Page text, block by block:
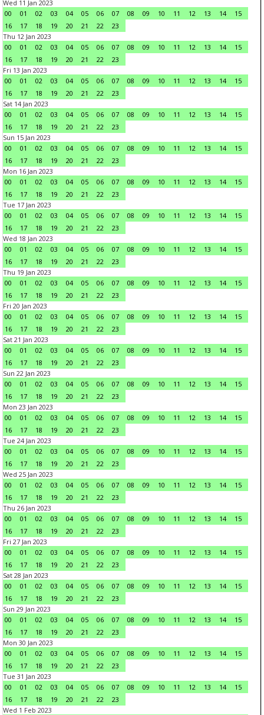
Wed 11 Jan 2023
00
01 02 03 04 05 06 07 08 09 10 11 12 13 14
15
16
17 18 19 20 21 22
23
Thu 12 Jan 2023
00
01 02 03 04 05 06 07 08 09 10 11 12 13 14
15
16
17 18 19 20 21 22
23
Fri 13 Jan 2023
00
01 02 03 04 05 06 07 08 09 10 11 12 13 14
15
16
17 18 19 20 21 22
23
Sat 14 Jan 2023
00
01 02 03 04 05 06 07 08 09 10 11 12 13 14
15
16
17 18 19 20 21 22
23
Sun 15 Jan 2023
00
01 02 03 04 05 06 07 08 09 10 11 12 13 14
15
16
17 18 19 20 21 22
23
Mon 16 Jan 2023
00
01 02 03 04 05 06 07 08 09 10 11 12 13 14
15
16
17 18 19 20 21 22
23
Tue 17 Jan 2023
00
01 02 03 04 05 06 07 08 09 10 11 12 13 14
15
16
17 18 19 20 21 22
23
Wed 18 Jan 2023
00
01 02 03 04 05 06 07 08 09 10 11 12 13 14
15
16
17 18 19 20 21 22
23
Thu 19 Jan 2023
00
01 02 03 04 05 06 07 08 09 10 11 12 13 14
15
16
17 18 19 20 21 22
23
Fri 20 Jan 2023
00
01 02 03 04 05 06 07 08 09 10 11 12 13 14
15
16
17 18 19 20 21 22
23
Sat 21 Jan 2023
00
01 02 03 04 05 06 07 08 09 10 11 12 13 14
15
16
17 18 19 20 21 22
23
Sun 22 Jan 2023
00
01 02 03 04 05 06 07 08 09 10 11 12 13 14
15
16
17 18 19 20 21 22
23
Mon 23 Jan 2023
00
01 02 03 04 05 06 07 08 09 10 11 12 13 14
15
16
17 18 19 20 21 22
23
Tue 24 Jan 2023
00
01 02 03 04 05 06 07 08 09 10 11 12 13 14
15
16
17 18 19 20 21 22
23
Wed 25 Jan 2023
00
01 02 03 04 05 06 07 08 09 10 11 12 13 14
15
16
17 18 19 20 21 22
23
Thu 26 Jan 2023
00
01 02 03 04 05 06 07 08 09 10 11 12 13 14
15
16
17 18 19 20 21 22
23
Fri 27 Jan 2023
00
01 02 03 04 05 06 07 08 09 10 11 12 13 14
15
16
17 18 19 20 21 22
23
Sat 28 Jan 2023
00
01 02 03 04 05 06 07 08 09 10 11 12 13 14
15
16
17 18 19 20 21 22
23
Sun 29 Jan 2023
00
01 02 03 04 05 06 07 08 09 10 11 12 13 14
15
16
17 18 19 20 21 22
23
Mon 30 Jan 2023
00
01 02 03 04 05 06 07 08 09 10 11 12 13 14
15
16
17 18 19 20 21 22
23
Tue 31 Jan 2023
00
01 02 03 04 05 06 07 08 09 10 11 12 13 14
15
16
17 18 19 20 21 22
23
Wed 1 Feb 2023